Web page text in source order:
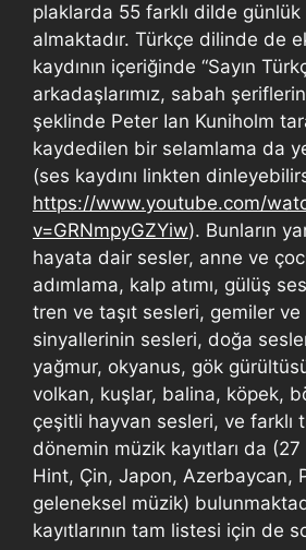
plaklarda 55 farklı dilde
almaktadır. Türkçe dilinde de
kaydının içeriğinde “Sayın
arkadaşlarımız, sabah
şeklinde Peter Ian Kuniholm
kaydedilen bir selamlama da
(ses kaydını linkten
https://www.youtube.com/
v=GRNmpyGZYiw). Bunların
hayata dair sesler, anne ve
adımlama, kalp atımı, gülüş
tren ve taşıt sesleri, gemiler
sinyallerinin sesleri, doğa
yağmur, okyanus, gök
volkan, kuşlar, balina, köpek,
çeşitli hayvan sesleri, ve farklı
dönemin müzik kayıtları da
Hint, Çin, Japon, Azerbaycan,
geleneksel müzik)
kayıtlarının tam listesi için de